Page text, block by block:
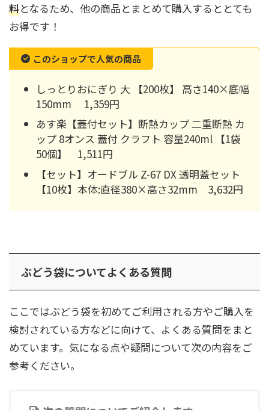
料となるため、他の商品とまとめて購入するととても
お得です！
このショップで人気の商品
しっとりおにぎり 大 【200枚】 高さ140×底幅
150mm 1,359円
あす楽【蓋付セット】断熱カップ 二重断熱 カ
ップ 8オンス 蓋付 クラフト 容量240ml 【1袋
50個】 1,511円
【セット】オードブル Z-67 DX 透明蓋セット
【10枚】本体:直径380×高さ32mm 3,632円
ぶどう袋についてよくある質問
ここではぶどう袋を初めてご利用される方やご購入を
検討されている方などに向けて、よくある質問をまと
めています。気になる点や疑問について次の内容をご
参考ください。